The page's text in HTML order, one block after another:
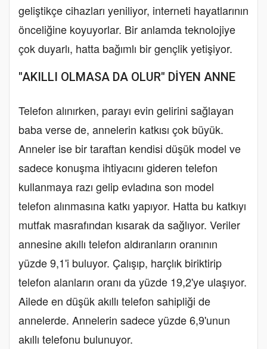
geliştikçe cihazları yeniliyor, interneti hayatlarının
önceliğine koyuyorlar. Bir anlamda teknolojiye
çok duyarlı, hatta bağımlı bir gençlik yetişiyor.
"AKILLI OLMASA DA OLUR" DİYEN ANNE
Telefon alınırken, parayı evin gelirini sağlayan
baba verse de, annelerin katkısı çok büyük.
Anneler ise bir taraftan kendisi düşük model ve
sadece konuşma ihtiyacını gideren telefon
kullanmaya razı gelip evladına son model
telefon alınmasına katkı yapıyor. Hatta bu katkıyı
mutfak masrafından kısarak da sağlıyor. Veriler
annesine akıllı telefon aldıranların oranının
yüzde 9,1'i buluyor. Çalışıp, harçlık biriktirip
telefon alanların oranı da yüzde 19,2'ye ulaşıyor.
Ailede en düşük akıllı telefon sahipliği de
annelerde. Annelerin sadece yüzde 6,9'unun
akıllı telefonu bulunuyor.